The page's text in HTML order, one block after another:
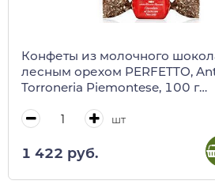
Конфеты из молочного
лесным орехом PERFETTO,
Torroneria Piemontese, 100 г
шт
1 422 руб.